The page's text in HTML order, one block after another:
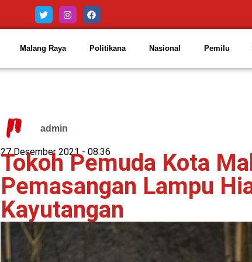
Malang Raya Politikana Nasional Pemilu
admin
27 Desember 2021 - 08:36
Tokoh Pemuda Kota
Pemasangan Lampu
Kayutangan